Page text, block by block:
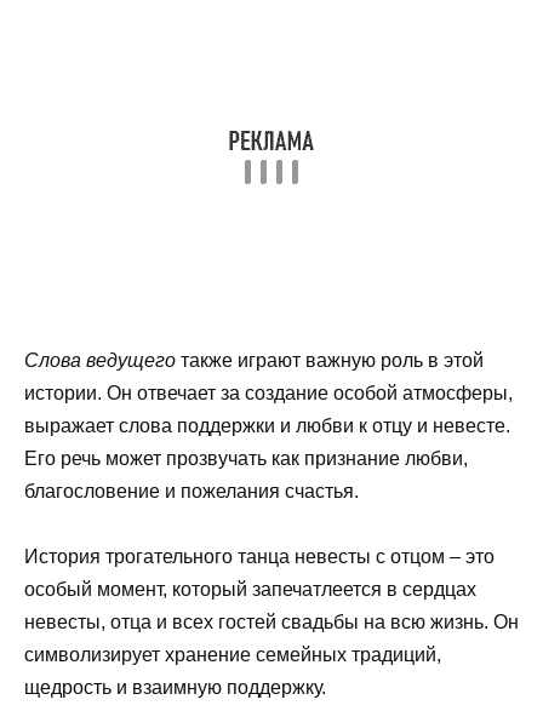
Слова ведущего также играют важную роль в этой
истории. Он отвечает за создание особой атмосферы,
выражает слова поддержки и любви к отцу и невесте.
Его речь может прозвучать как признание любви,
благословение и пожелания счастья.
История трогательного танца невесты с отцом – это
особый момент, который запечатлеется в сердцах
невесты, отца и всех гостей свадьбы на всю жизнь. Он
символизирует хранение семейных традиций,
щедрость и взаимную поддержку.